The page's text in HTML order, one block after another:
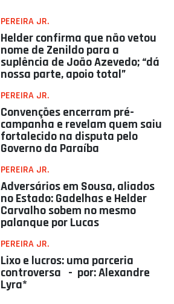
PEREIRA JR.
Helder confirma que não vetou
nome de Zenildo para a
suplência de João Azevedo; “dá
nossa parte, apoio total”
PEREIRA JR.
Convenções encerram pré-
campanha e revelam quem saiu
fortalecido na disputa pelo
Governo da Paraíba
PEREIRA JR.
Adversários em Sousa, aliados
no Estado: Gadelhas e Helder
Carvalho sobem no mesmo
palanque por Lucas
PEREIRA JR.
Lixo e lucros: uma parceria
controversa - por: Alexandre
Lyra*